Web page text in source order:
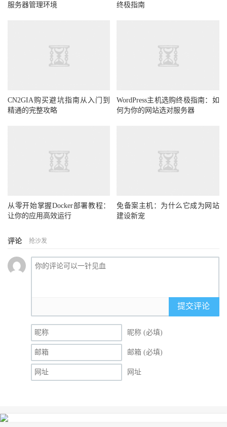
服务器管理环境
终极指南
CN2GIA购买避坑指南从入门到
精通的完整攻略
WordPress主机选购终极指南：如
何为你的网站选对服务器
从零开始掌握Docker部署教程：
让你的应用高效运行
免备案主机：为什么它成为网站
建设新宠
评论 抢沙发
提交评论
昵称 (必填)
邮箱 (必填)
网址